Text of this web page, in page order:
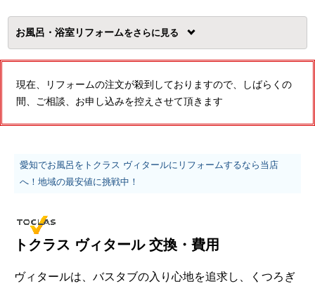
お風呂・浴室リフォームを
現在、リフォームの注文が殺到しておりますので、しばらくの
間、ご相談、お申し込みを控えさせて頂きます
愛知でお風呂をトクラス ヴィタールにリフォームするなら当店
へ！地域の最安値に挑戦中！
トクラス ヴィタール 交換・費用
ヴィタールは、バスタブの入り心地を追求し、くつろぎ